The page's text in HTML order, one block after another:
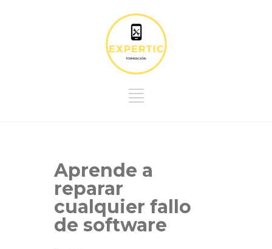
Aprende a
reparar
cualquier fallo
de software